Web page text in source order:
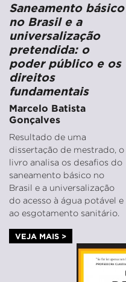
Saneamento básico
no Brasil e a
universalização
pretendida: o
poder público e os
direitos
fundamentais
Marcelo Batista
Gonçalves
Resultado de uma
dissertação de mestrado, o
livro analisa os desafios do
saneamento básico no
Brasil e a universalização
do acesso à água potável e
ao esgotamento sanitário.
VEJA MAIS >